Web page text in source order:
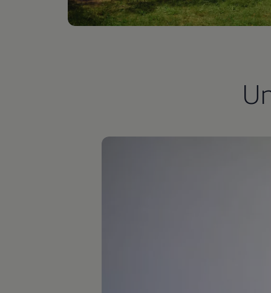
Unternehmen
Karriere
Bulli Magazin
Fahrzeugabholung ab Werk